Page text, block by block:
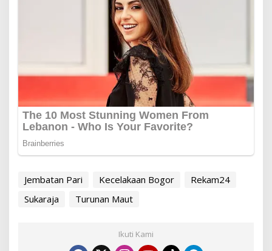
Jembatan Pari Kecelakaan Bogor
Rekam24
Sukaraja
Turunan Maut
Ikuti Kami